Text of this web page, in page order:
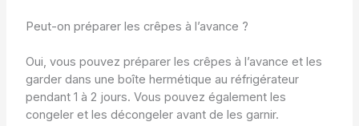
Peut-on préparer les crêpes à l’avance ?
Oui, vous pouvez préparer les crêpes à l’avance et les
garder dans une boîte hermétique au réfrigérateur
pendant 1 à 2 jours. Vous pouvez également les
congeler et les décongeler avant de les garnir.